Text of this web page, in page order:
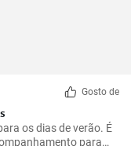
Gosto de
os dias de verão. É
para